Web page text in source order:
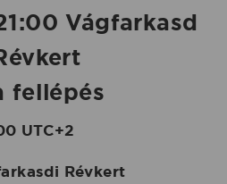
Vágfarkasd
fellépés
UTC+2
Révkert